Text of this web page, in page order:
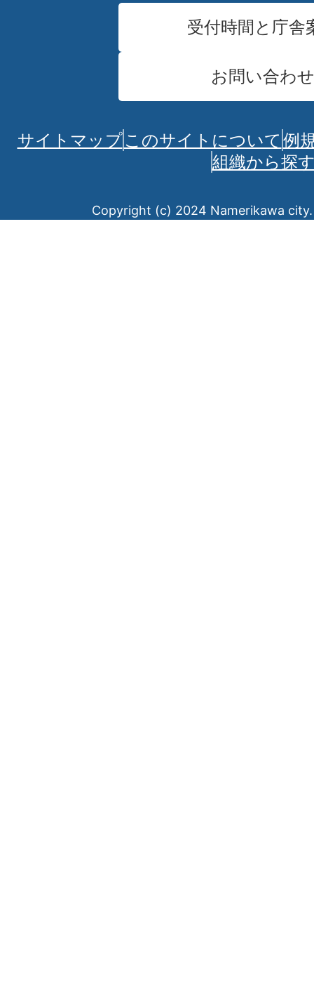
受付時間と庁舎
お問い合わせ
サイトマップこのサイトについて 例
組織から探
Copyright (c) 2024 Namerikawa